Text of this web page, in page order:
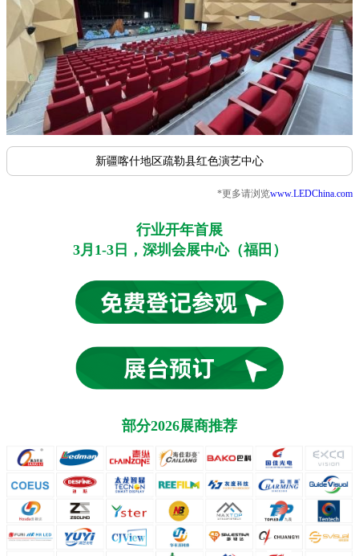
新疆喀什地区疏勒县红色演艺中心
*更多请浏览www.LEDChina.com
行业开年首展
3月1-3日，深圳会展中心（福田）
部分2026展商推荐